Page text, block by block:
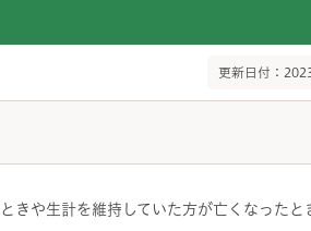
更新日付：
や生計を維持していた方が亡くなったと